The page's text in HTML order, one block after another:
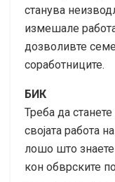
станува
измешале
дозволивте
соработниците.
БИК
Треба да
својата работа
лошо што знаете
кон обврските